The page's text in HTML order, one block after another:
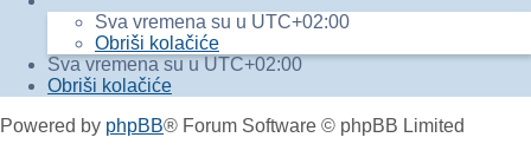
Sva vremena su u UTC+02:00
Obriši kolačiće
Sva vremena su uUTC+02:00
Obriši kolačiće
Powered by phpBB® Forum Software © phpBB Limited